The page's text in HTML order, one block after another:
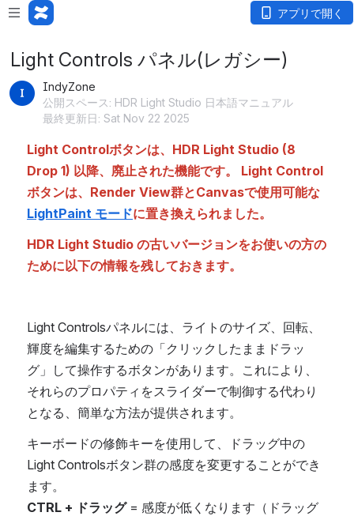
アプリで開く
Light Controls パネル(レガシー)
IndyZone
公開スペース: HDR Light Studio 日本語マニュアル
最終更新日: Sat Nov 22 2025
Light Controlボタンは、HDR Light Studio (8
Drop 1) 以降、廃止された機能です。 Light Control
LightPaint モードに置き換えられました。
HDR Light Studio の古いバージョンをお使いの方の
ために以下の情報を残しておきます。
Light Controlsパネルには、ライトのサイズ、回転、
輝度を編集するための「クリックしたままドラッ
グ」して操作するボタンがあります。これにより、
それらのプロパティをスライダーで制御する代わり
となる、簡単な方法が提供されます。
キーボードの修飾キーを使用して、ドラッグ中の
Light Controlsボタン群の感度を変更することができ
ます。
CTRL + ドラッグ = 感度が低くなります（ドラッグ